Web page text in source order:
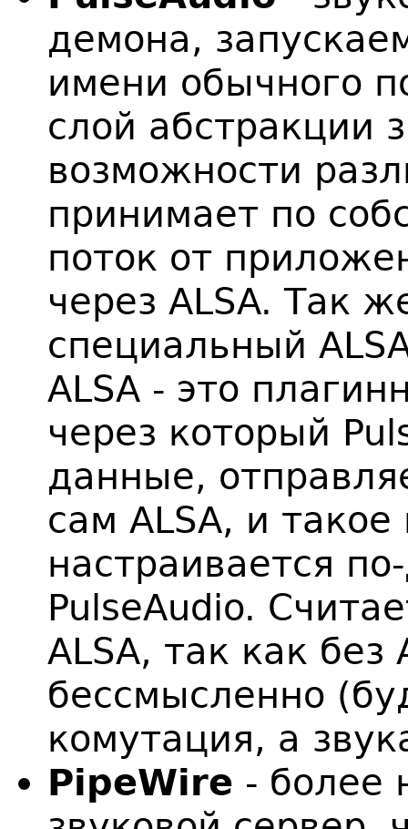
демона,
имени обычного
слой абстракции
возможности
принимает по
поток от
через ALSA. Так
специальный
ALSA - это
через который
данные,
сам ALSA, и
настраивается
PulseAudio.
ALSA, так как без
бессмысленно
комутация, а
PipeWire - более